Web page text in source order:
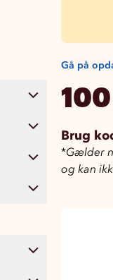
489
51
136
101
106
91
462
79
1
Gå på
Brug
*Gælder
og kan